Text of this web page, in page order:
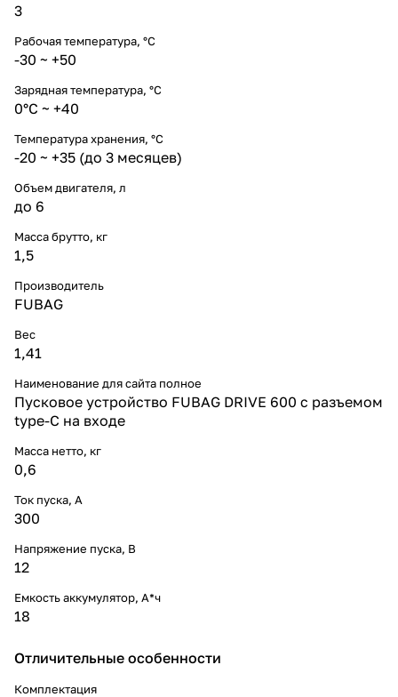
3
Рабочая температура, °C
-30 ~ +50
Зарядная температура, °C
0°C ~ +40
Температура хранения, °C
-20 ~ +35 (до 3 месяцев)
Объем двигателя, л
до 6
Масса брутто, кг
1,5
Производитель
FUBAG
Вес
1,41
Наименование для сайта полное
Пусковое устройство FUBAG DRIVE 600 с разъемом
type-C на входе
Масса нетто, кг
0,6
Ток пуска, А
300
Напряжение пуска, В
12
Емкость аккумулятор, А*ч
18
Отличительные особенности
Комплектация